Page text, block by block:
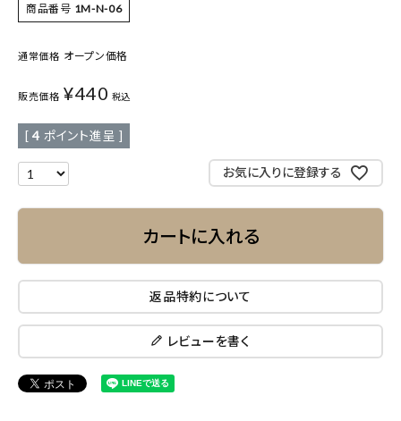
商品番号 1M-N-06
通常価格 オープン価格
販売価格 ¥440 税込
[ 4 ポイント進呈 ]
お気に入りに登録する
カートに入れる
返品特約について
レビューを書く